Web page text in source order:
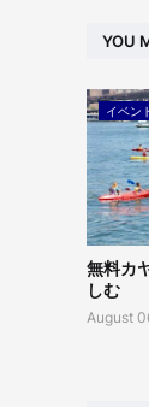
YOU
イベン
無料カ
しむ
August